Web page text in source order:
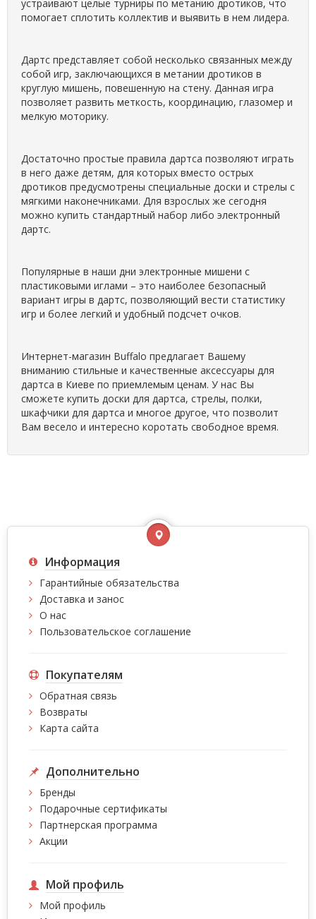
устраивают целые турниры по метанию дротиков, что
помогает сплотить коллектив и выявить в нем лидера.
Дартс представляет собой несколько связанных между
собой игр, заключающихся в метании дротиков в
круглую мишень, повешенную на стену. Данная игра
позволяет развить меткость, координацию, глазомер и
мелкую моторику.
Достаточно простые правила дартса позволяют играть
в него даже детям, для которых вместо острых
дротиков предусмотрены специальные доски и стрелы с
мягкими наконечниками. Для взрослых же сегодня
можно купить стандартный набор либо электронный
дартс.
Популярные в наши дни электронные мишени с
пластиковыми иглами – это наиболее безопасный
вариант игры в дартс, позволяющий вести статистику
игр и более легкий и удобный подсчет очков.
Интернет-магазин Buffalo предлагает Вашему
вниманию стильные и качественные аксессуары для
дартса в Киеве по приемлемым ценам. У нас Вы
сможете купить доски для дартса, стрелы, полки,
шкафчики для дартса и многое другое, что позволит
Вам весело и интересно коротать свободное время.
Информация
Гарантийные обязательства
Доставка и занос
О нас
Пользовательское соглашение
Покупателям
Обратная связь
Возвраты
Карта сайта
Дополнительно
Бренды
Подарочные сертификаты
Партнерская программа
Акции
Мой профиль
Мой профиль